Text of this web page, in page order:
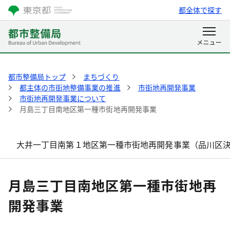
都全体で探す
都市整備局トップ
まちづくり
都主体の市街地整備事業の推進
市街地再開発事業
市街地再開発事業について
月島三丁目南地区第一種市街地再開発事業
大井一丁目南第１地区第一種市街地再開発事業（品川区
月島三丁目南地区第一種市街地再
開発事業